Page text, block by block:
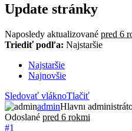
Update stránky
Naposledy aktualizované pred 6
Triediť podľa: Najstaršie
Najstaršie
Najnovšie
Sledovať vláknoTlačiť
adminHlavnı
Odoslané pred 6 rokmi
#1